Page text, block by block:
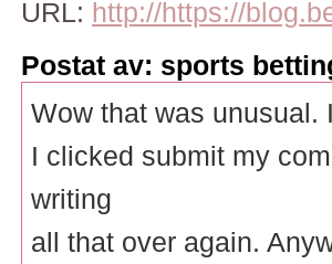
URL: http://https://
Postat av: sports
Wow that was unusual.
I clicked submit my
writing
all that over again.